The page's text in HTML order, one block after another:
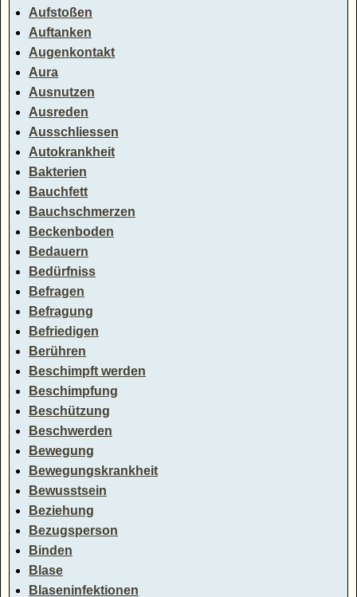
Aufstoßen
Auftanken
Augenkontakt
Aura
Ausnutzen
Ausreden
Ausschliessen
Autokrankheit
Bakterien
Bauchfett
Bauchschmerzen
Beckenboden
Bedauern
Bedürfniss
Befragen
Befragung
Befriedigen
Berühren
Beschimpft werden
Beschimpfung
Beschützung
Beschwerden
Bewegung
Bewegungskrankheit
Bewusstsein
Beziehung
Bezugsperson
Binden
Blase
Blaseninfektionen